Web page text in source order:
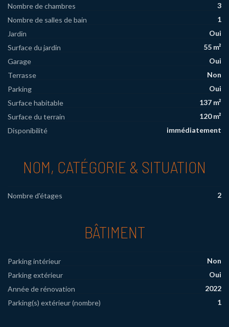
Nombre de chambres
3
Nombre de salles de bain
1
Jardin
Oui
Surface du jardin
55 m²
Garage
Oui
Terrasse
Non
Parking
Oui
Surface habitable
137 m²
Surface du terrain
120 m²
Disponibilité
immédiatement
NOM, CATÉGORIE & SITUATION
Nombre d'étages 2
BÂTIMENT
Parking intérieur
Non
Parking extérieur
Oui
Année de rénovation
2022
Parking(s) extérieur (nombre)
1